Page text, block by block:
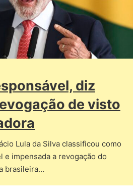
diz
de visto
Lula da Silva classificou como
e impensada a revogação do
brasileira…